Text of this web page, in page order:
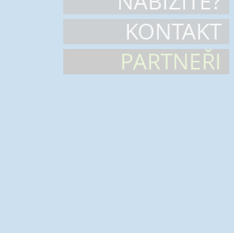
KONTAKT
PARTNEŘI